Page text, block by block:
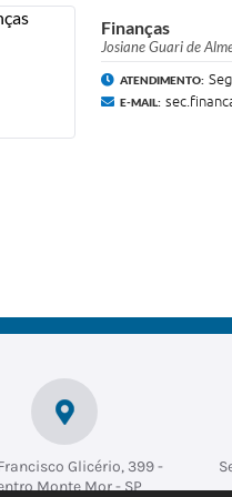
Finanças
Josiane Guari de
ATENDIMENTO:
E-MAIL:
Glicério, 399 -
Monte Mor - SP